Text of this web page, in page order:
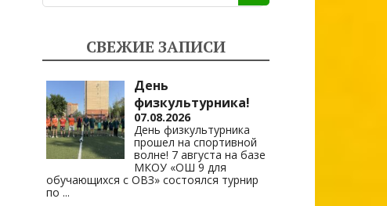
СВЕЖИЕ ЗАПИСИ
День
физкультурника!
07.08.2026
День физкультурника
прошел на спортивной
волне! 7 августа на базе
МКОУ «ОШ 9 для
обучающихся с ОВЗ» состоялся турнир
по...